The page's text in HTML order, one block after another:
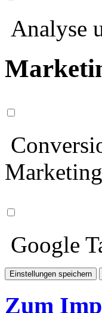
Analyse
Google
Einstellungen speichern
Zum